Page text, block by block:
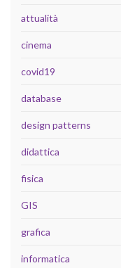
attualità
cinema
covid19
database
design patterns
didattica
fisica
GIS
grafica
informatica